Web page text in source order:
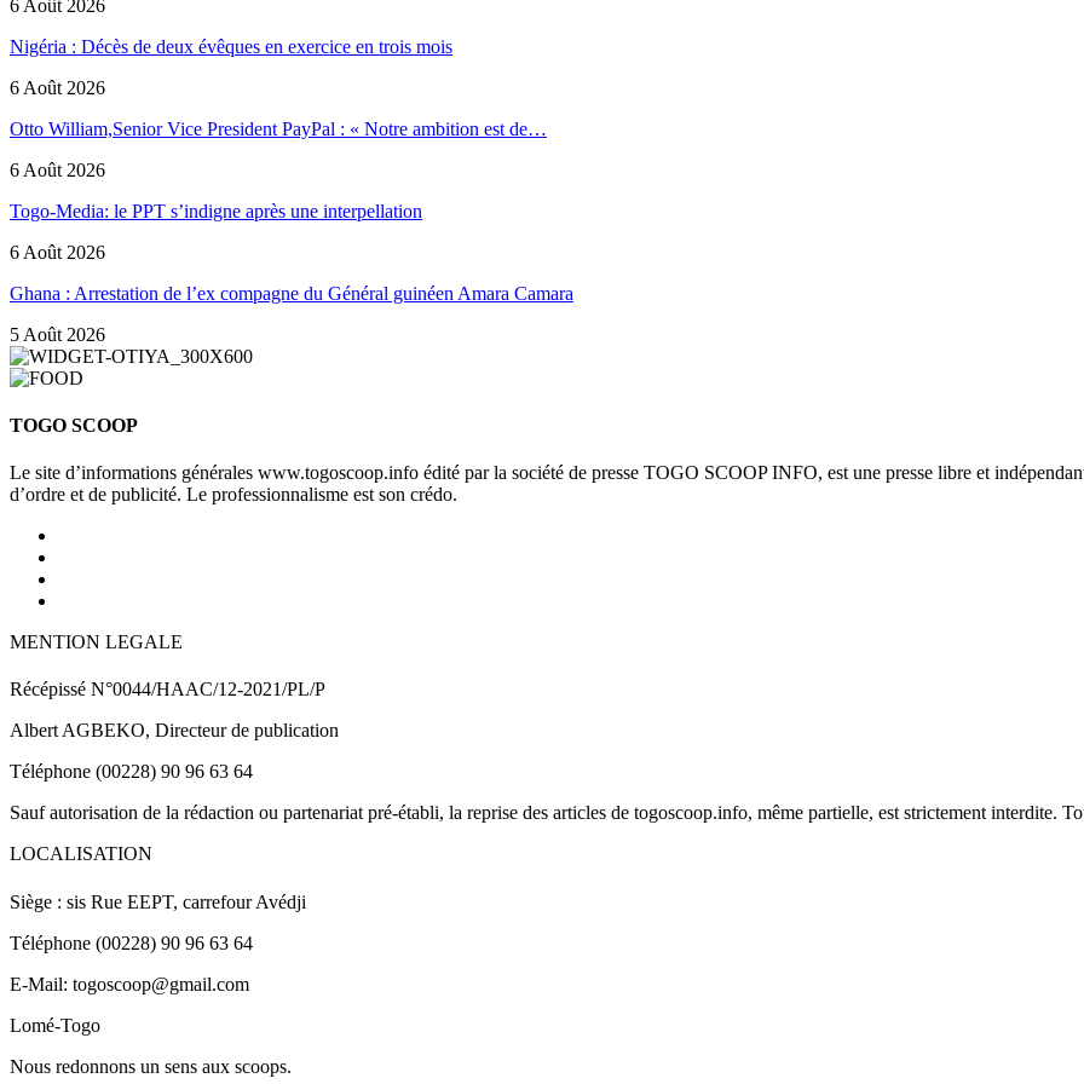
6 Août 2026
Nigéria : Décès de deux évêques en exercice en trois mois
6 Août 2026
Otto William,Senior Vice President PayPal : « Notre ambition est de…
6 Août 2026
Togo-Media: le PPT s’indigne après une interpellation
6 Août 2026
Ghana : Arrestation de l’ex compagne du Général guinéen Amara Camara
5 Août 2026
TOGO SCOOP
Le site d’informations générales www.togoscoop.info édité par la société de presse TOGO SCOOP INFO, est une presse libre et
d’ordre et de publicité. Le professionnalisme est son crédo.
MENTION LEGALE
Récépissé N°0044/HAAC/12-2021/PL/P
Albert AGBEKO, Directeur de publication
Téléphone (00228) 90 96 63 64
Sauf autorisation de la rédaction ou partenariat pré-établi, la reprise des articles de togoscoop.info, même partielle, est strictement interdite.
LOCALISATION
Siège : sis Rue EEPT, carrefour Avédji
Téléphone (00228) 90 96 63 64
E-Mail: togoscoop@gmail.com
Lomé-Togo
Nous redonnons un sens aux scoops.